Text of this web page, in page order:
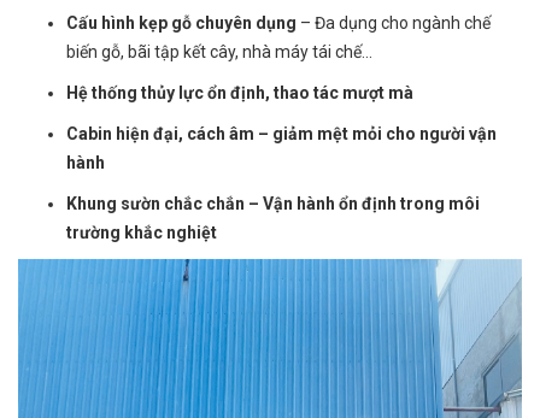
Cấu hình kẹp gỗ chuyên dụng – Đa dụng cho ngành chế
biến gỗ, bãi tập kết cây, nhà máy tái chế...
Hệ thống thủy lực ổn định, thao tác mượt mà
Cabin hiện đại, cách âm – giảm mệt mỏi cho người vận
hành
Khung sườn chắc chắn – Vận hành ổn định trong môi
trường khắc nghiệt